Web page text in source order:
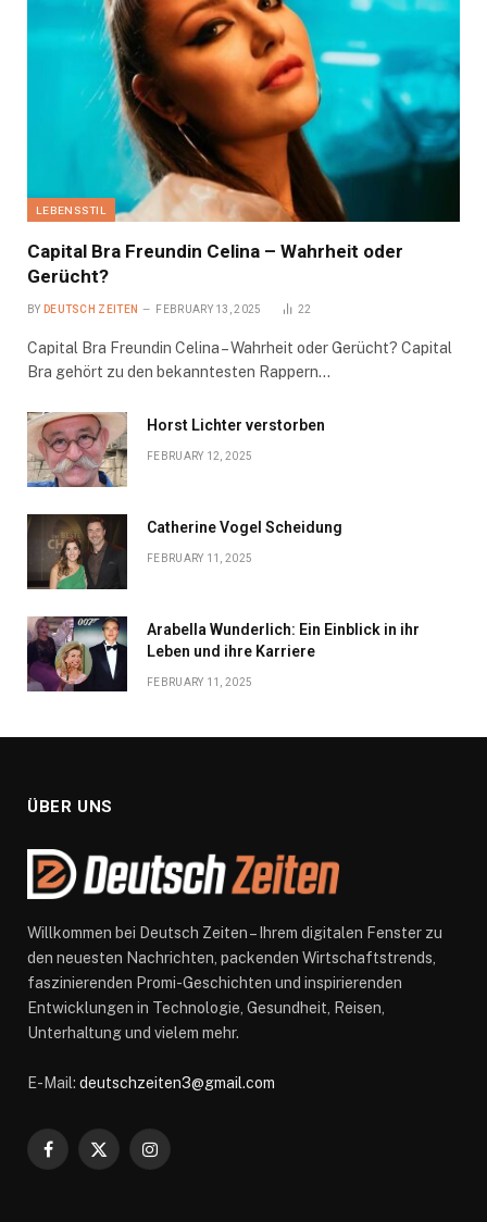
LEBENSSTIL
Capital Bra Freundin Celina – Wahrheit oder
Gerücht?
BY DEUTSCH ZEITEN FEBRUARY 13, 2025 22
Capital Bra Freundin Celina – Wahrheit oder Gerücht? Capital
Bra gehört zu den bekanntesten Rappern…
Horst Lichter verstorben
FEBRUARY 12, 2025
Catherine Vogel Scheidung
FEBRUARY 11, 2025
Arabella Wunderlich: Ein Einblick in ihr
Leben und ihre Karriere
FEBRUARY 11, 2025
ÜBER UNS
Willkommen bei Deutsch Zeiten – Ihrem digitalen Fenster zu
den neuesten Nachrichten, packenden Wirtschaftstrends,
faszinierenden Promi-Geschichten und inspirierenden
Entwicklungen in Technologie, Gesundheit, Reisen,
Unterhaltung und vielem mehr.
E-Mail: deutschzeiten3@gmail.com
Facebook
X
Instagram